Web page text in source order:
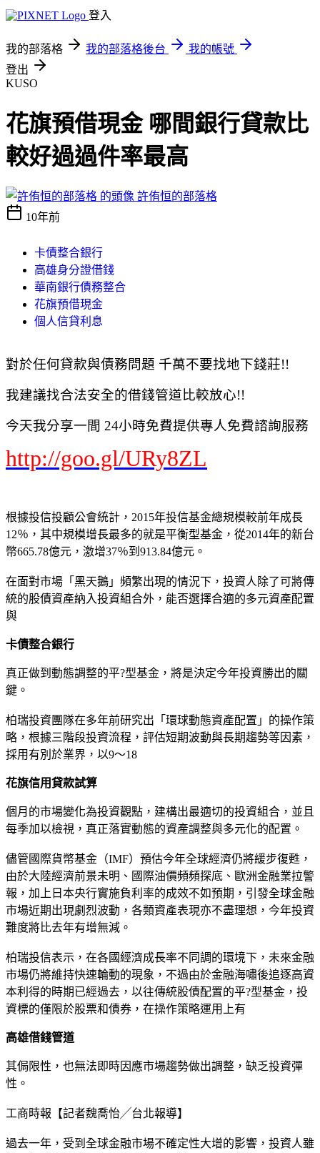
登入
我的部落格 我的部落格後台
我的帳號
登出
KUSO
花旗預借現金 哪間銀行貸款比
較好過過件率最高
許侑恒的部落格
10年前
卡債整合銀行
高雄身分證借錢
華南銀行債務整合
花旗預借現金
個人信貸利息
對於任何貸款與債務問題 千萬不要找地下錢莊!!
我建議找合法安全的借錢管道比較放心!!
今天我分享一間 24小時免費提供專人免費諮詢服務
http://goo.gl/URy8ZL
根據投信投顧公會統計，2015年投信基金總規模較前年成長
12％，其中規模增長最多的就是平衡型基金，從2014年的新台
幣665.78億元，激增37％到913.84億元。
在面對市場「黑天鵝」頻繁出現的情況下，投資人除了可將傳
統的股債資產納入投資組合外，能否選擇合適的多元資產配置
與
卡債整合銀行
真正做到動態調整的平?型基金，將是決定今年投資勝出的關
鍵。
柏瑞投資團隊在多年前研究出「環球動態資產配置」的操作策
略，根據三階段投資流程，評估短期波動與長期趨勢等因素，
採用有別於業界，以9～18
花旗信用貸款試算
個月的市場變化為投資觀點，建構出最適切的投資組合，並且
每季加以檢視，真正落實動態的資產調整與多元化的配置。
儘管國際貨幣基金（IMF）預估今年全球經濟仍將緩步復甦，
由於大陸經濟前景未明、國際油價頻頻探底、歐洲金融業拉警
報，加上日本央行實施負利率的成效不如預期，引發全球金融
市場近期出現劇烈波動，各類資產表現亦不盡理想，今年投資
難度將比去年有增無減。
柏瑞投信表示，在各國經濟成長率不同調的環境下，未來金融
市場仍將維持快速輪動的現象，不過由於金融海嘯後追逐高資
本利得的時期已經過去，以往傳統股債配置的平?型基金，投
資標的僅限於股票和債券，在操作策略運用上有
高雄借錢管道
其侷限性，也無法即時因應市場趨勢做出調整，缺乏投資彈
性。
工商時報【記者魏喬怡╱台北報導】
過去一年，受到全球金融市場不確定性大增的影響，投資人雖